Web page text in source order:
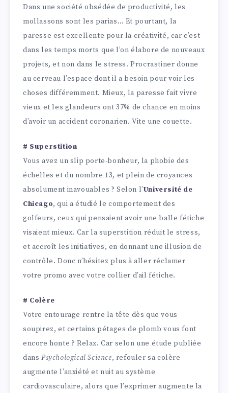
Dans une société obsédée de productivité, les
mollassons sont les parias… Et pourtant, la
paresse est excellente pour la créativité, car c’est
dans les temps morts que l’on élabore de nouveaux
projets, et non dans le stress. Procrastiner donne
au cerveau l’espace dont il a besoin pour voir les
choses différemment. Mieux, la paresse fait vivre
vieux et les glandeurs ont 37% de chance en moins
d’avoir un accident coronarien. Vite une couette.
# Superstition
Vous avez un slip porte-bonheur, la phobie des
échelles et du nombre 13, et plein de croyances
absolument inavouables ? Selon l’Université de
Chicago, qui a étudié le comportement des
golfeurs, ceux qui pensaient avoir une balle fétiche
visaient mieux. Car la superstition réduit le stress,
et accroît les initiatives, en donnant une illusion de
contrôle. Donc n’hésitez plus à aller réclamer
votre promo avec votre collier d’ail fétiche.
# Colère
Votre entourage rentre la tête dès que vous
soupirez, et certains pétages de plomb vous font
encore honte ? Relax. Car selon une étude publiée
dans Psychological Science, refouler sa colère
augmente l’anxiété et nuit au système
cardiovasculaire, alors que l’exprimer augmente la